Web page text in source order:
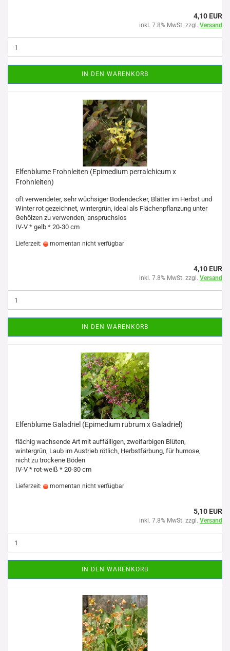
4,10 EUR
inkl. 7.8% MwSt. zzgl. Versand
IN DEN WARENKORB
Elfenblume Frohnleiten (Epimedium perralchicum x
Frohnleiten)
oft verwendeter, sehr wüchsiger Bodendecker, Blätter im Herbst und
Winter rot gezeichnet, wintergrün, ideal als Flächenpflanzung unter
Gehölzen zu verwenden, anspruchslos
IV-V * gelb * 20-30 cm
Lieferzeit: momentan nicht verfügbar
4,10 EUR
inkl. 7.8% MwSt. zzgl. Versand
IN DEN WARENKORB
Elfenblume Galadriel (Epimedium rubrum x Galadriel)
flächig wachsende Art mit auffälligen, zweifarbigen Blüten,
wintergrün, Laub im Austrieb rötlich, Herbstfärbung, für humose,
nicht zu trockene Böden
IV-V * rot-weiß * 20-30 cm
Lieferzeit: momentan nicht verfügbar
5,10 EUR
inkl. 7.8% MwSt. zzgl. Versand
IN DEN WARENKORB